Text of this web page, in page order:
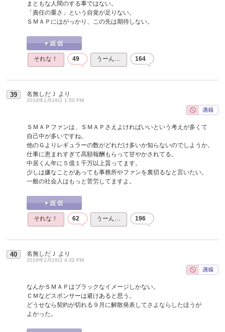
まともな人間のする事ではない。
「責任の重さ」という自覚が足りない。
ＳＭＡＰにはがっかり、この先は期待しない。
それな！ 49 うーん… 164
39 名無しだＪ より
2016年1月19日 1:50 PM
ＳＭＡＰファンは、ＳＭＡＰさえよければいいという考えが多くて
自己中が多いですね。
他のＧよりレギュラーの数がどれだけ多いか知らないのでしようか。
仕事に恵まれすぎて高額報酬もらって甘やかされてる。
中居くん年に５億１千万以上貰ってます。
少しは嫌なことがあっても事務所やファンを裏切るなと言いたい。
一般の社会人はもっと苦労してますよ。
それな！ 62 うーん… 196
40 名無しだＪ より
2016年1月19日 4:32 PM
なんかＳＭＡＰはブラックなイメージしかない。
ＣＭなどスポンサーは避けあると思う。
どうせなら契約が切れる９月に解散発表してさよならしたほうが
よかった。